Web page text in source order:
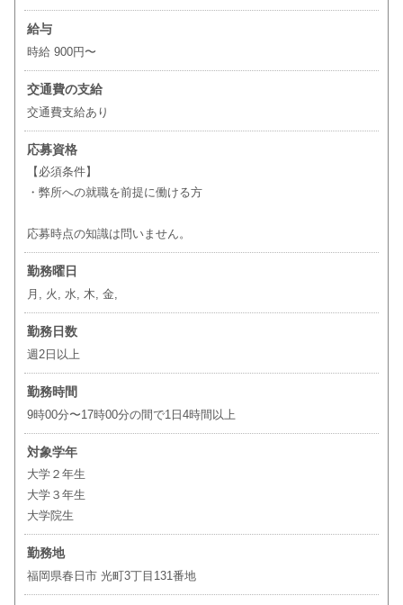
給与
時給 900円〜
交通費の支給
交通費支給あり
応募資格
【必須条件】
・弊所への就職を前提に働ける方
応募時点の知識は問いません。
勤務曜日
月, 火, 水, 木, 金,
勤務日数
週2日以上
勤務時間
9時00分〜17時00分の間で1日4時間以上
対象学年
大学２年生
大学３年生
大学院生
勤務地
福岡県春日市 光町3丁目131番地